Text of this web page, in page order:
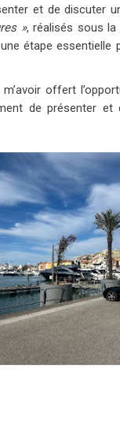
et de discuter
», réalisés sous la
étape
offert
de présenter